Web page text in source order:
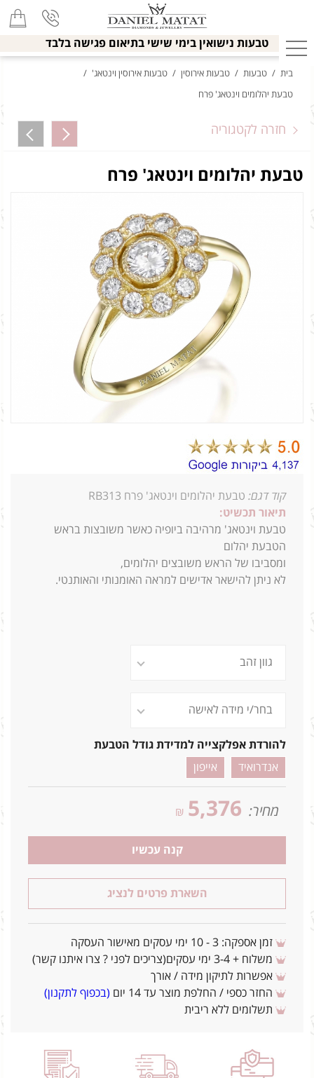
טבעות נישואין בימי שישי בתיאום פגישה בלבד
בית / טבעות / טבעות אירוסין / טבעות אירוסין וינטאג' /
טבעת יהלומים וינטאג' פרח
חזרה לקטגוריה
טבעת יהלומים וינטאג' פרח
קוד דגם: טבעת יהלומים וינטאג' פרח RB313
תיאור תכשיט:
טבעת וינטאג' מרהיבה ביופיה כאשר משובצות בראש
הטבעת יהלום
ומסביבו של הראש משובצים יהלומים,
לא ניתן להישאר אדישים למראה האומנותי והאותנטי.
להורדת אפלקצייה למדידת גודל הטבעת
אנדרואיד
אייפון
מחיר: 5,376
₪
קנה עכשיו
השארת פרטים לנציג
זמן אספקה: 3 - 10 ימי עסקים מאישור העסקה
משלוח + 3-4 ימי עסקים(צריכים לפני ? צרו איתנו קשר)
אפשרות לתיקון מידה / אורך
החזר כספי / החלפת מוצר עד 14 יום
(בכפוף לתקנון)
תשלומים ללא ריבית